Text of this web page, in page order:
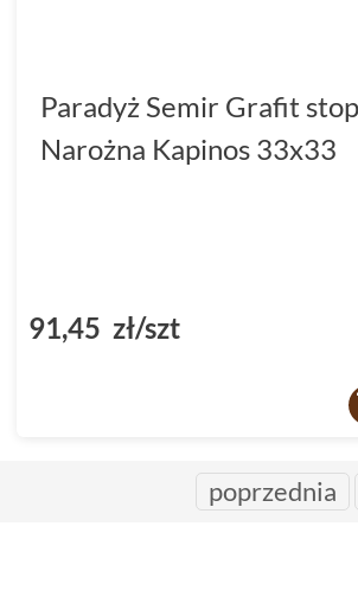
Paradyż Semir Grafit
Narożna Kapinos 33x33
91,45 zł/szt
poprzednia